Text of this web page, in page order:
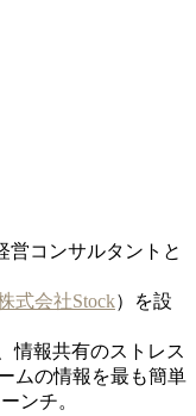
営コンサルタントと
式会社Stock）を設
情報共有のストレス
ムの情報を最も簡単
ンチ。